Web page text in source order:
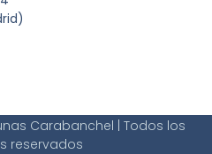
Carabanchel | Todos los
reservados